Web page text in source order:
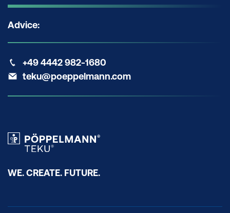
Advice:
+49 4442 982-1680
teku@poeppelmann.com
WE. CREATE. FUTURE.